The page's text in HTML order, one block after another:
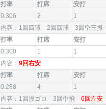
打率 打席 安打
0.306 2 1
内容：1回四球 2回四球 3回空三振
打率 打席 安打
0.300 1 1
内容： 9回右安
打率 打席 安打
0.288 4 1
内容：1回投ゴロ 3回中飛 6回左安